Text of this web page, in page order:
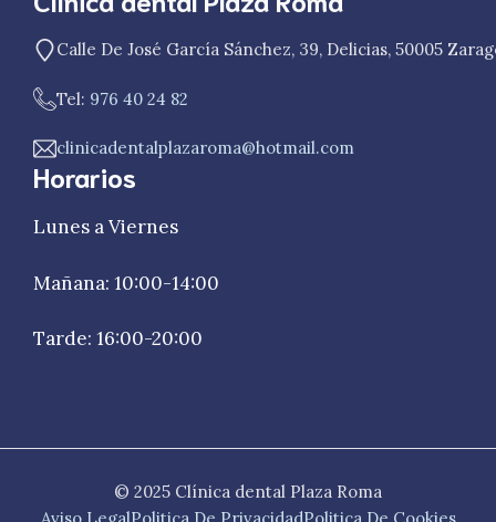
Calle De José García Sánchez, 39, Delicias, 50005
Tel: 976 40 24 82
clinicadentalplazaroma@hotmail.com
Horarios
Lunes a Viernes
Mañana: 10:00-14:00
Tarde: 16:00-20:00
© 2025 Clínica dental Plaza Roma
Aviso LegalPolitica De PrivacidadPolitica De Cookies